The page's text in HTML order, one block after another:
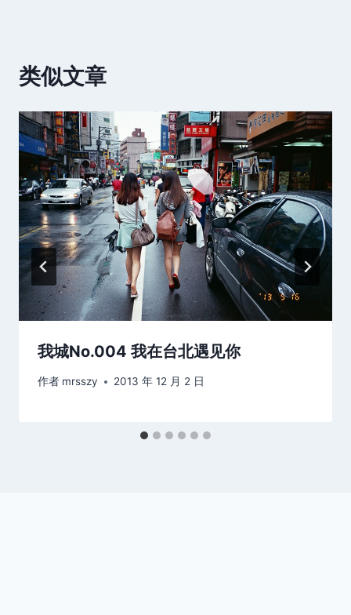
类似文章
我城No.004 我在台北遇见你
作者 mrsszy 2013 年 12 月 2 日